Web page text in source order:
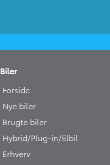
Biler
Forside
Nye biler
Brugte biler
Hybrid/Plug-in/Elbil
Erhverv